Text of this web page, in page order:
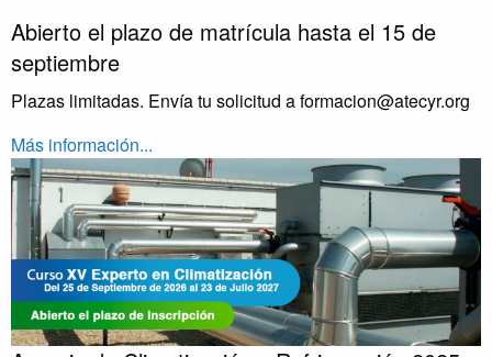
Abierto el plazo de matrícula hasta el 15 de
septiembre
Plazas limitadas. Envía tu solicitud a formacion@atecyr.org
Más información...